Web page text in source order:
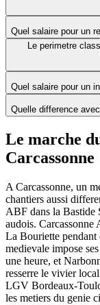
Quel salaire pour un
Le perimetre
Quel salaire pour un
Quelle difference
Le marche
Carcassonne
A Carcassonne, un
chantiers aussi
ABF dans la Bastide
audois.
La Bouriette pendant
medievale impose
une heure, et
resserre le vivier
LGV Bordeaux-
les metiers du genie